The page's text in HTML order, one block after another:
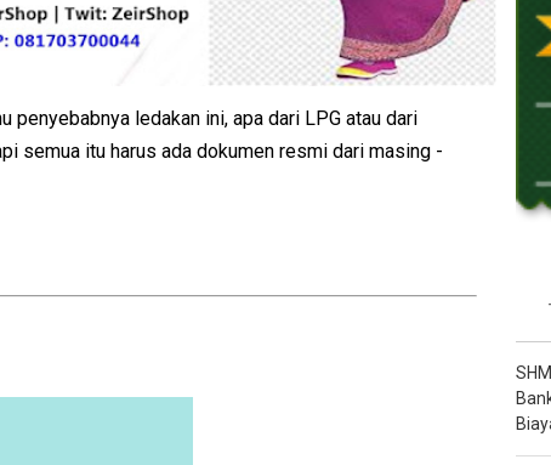
penyebabnya ledakan ini, apa dari LPG atau dari
semua itu harus ada dokumen resmi dari masing -